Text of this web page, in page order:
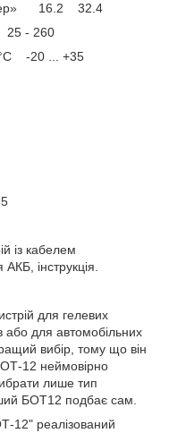
16.2 32.4
25 - 260
°С -20 ... +35
із кабелем
інструкція.
для гелевих
або для автомобільних
вибір, тому що він
12 неймовірно
лише тип
БОТ12 подбає сам.
12" реалізований